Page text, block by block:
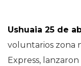
Ushuaia 25 de
voluntarios zona
Express,